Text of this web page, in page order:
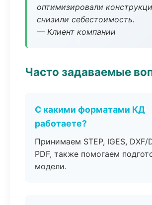
оптимизировали
снизили себестоимость.
— Клиент компании
Часто задаваемые
С какими форматами КД
работаете?
Принимаем STEP, IGES, DXF/
PDF, также помогаем
модели.